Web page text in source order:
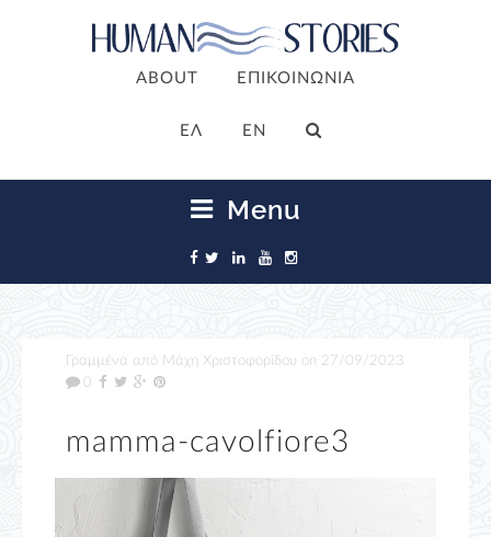
ABOUT ΕΠΙΚΟΙΝΩΝΙΑ
ΕΛ EN
Menu
Γραμμένα από Μάχη Χριστοφορίδου on 27/09/2023
0
mamma-cavolfiore3